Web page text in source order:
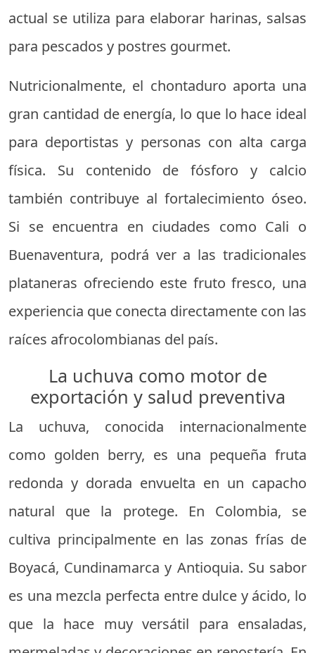
actual se utiliza para elaborar harinas, salsas
para pescados y postres gourmet.
Nutricionalmente, el chontaduro aporta una
gran cantidad de energía, lo que lo hace ideal
para deportistas y personas con alta carga
física. Su contenido de fósforo y calcio
también contribuye al fortalecimiento óseo.
Si se encuentra en ciudades como Cali o
Buenaventura, podrá ver a las tradicionales
plataneras ofreciendo este fruto fresco, una
experiencia que conecta directamente con las
raíces afrocolombianas del país.
La uchuva como motor de
exportación y salud preventiva
La uchuva, conocida internacionalmente
como golden berry, es una pequeña fruta
redonda y dorada envuelta en un capacho
natural que la protege. En Colombia, se
cultiva principalmente en las zonas frías de
Boyacá, Cundinamarca y Antioquia. Su sabor
es una mezcla perfecta entre dulce y ácido, lo
que la hace muy versátil para ensaladas,